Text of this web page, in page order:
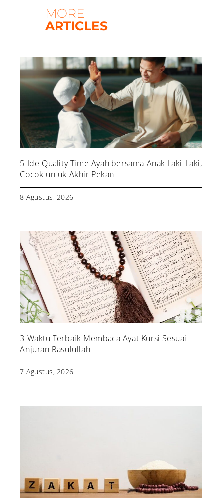
MORE
ARTICLES
5 Ide Quality Time Ayah bersama Anak Laki-Laki,
Cocok untuk Akhir Pekan
8 Agustus, 2026
3 Waktu Terbaik Membaca Ayat Kursi Sesuai
Anjuran Rasulullah
7 Agustus, 2026